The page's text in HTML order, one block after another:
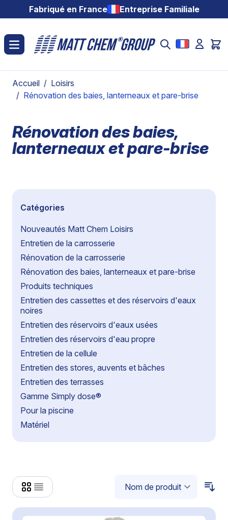
Aller au contenuFabriqué en France Entreprise Familiale
Accueil / Loisirs
/ Rénovation des baies, lanterneaux et pare-brise
Rénovation des baies,
lanterneaux et pare-brise
Catégories
Nouveautés Matt Chem Loisirs
Entretien de la carrosserie
Rénovation de la carrosserie
Rénovation des baies, lanterneaux et pare-brise
Produits techniques
Entretien des cassettes et des réservoirs d'eaux
noires
Entretien des réservoirs d'eaux usées
Entretien des réservoirs d'eau propre
Entretien de la cellule
Entretien des stores, auvents et bâches
Entretien des terrasses
Gamme Simply dose®
Pour la piscine
Matériel